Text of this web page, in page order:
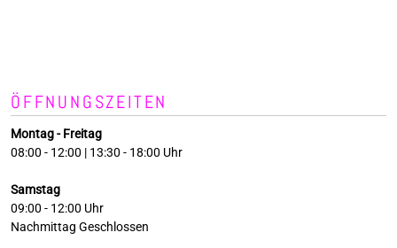
ÖFFNUNGSZEITEN
Montag - Freitag
08:00 - 12:00 | 13:30 - 18:00 Uhr
Samstag
09:00 - 12:00 Uhr
Nachmittag Geschlossen